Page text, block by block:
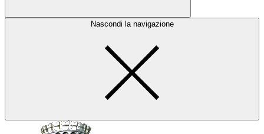
Nascondi la navigazione